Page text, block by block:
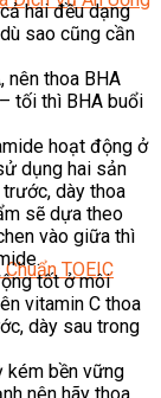
TOEIC
hai đều dạng
sao cũng cần
nên thoa BHA
tối thì BHA buổi
hoạt động ở
dụng hai sản
dày thoa
sẽ dựa theo
vào giữa thì
tốt ở môi
vitamin C thoa
dày sau trong
kém bền vững
nên hãy thoa